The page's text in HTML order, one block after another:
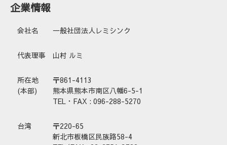
企業情報
会社名 一般社団法人レミシンク
代表理事 山村 ルミ
所在地
(本部)
〒861-4113
熊本県熊本市南区八幡6-5-1
TEL・FAX : 096-288-5270
台湾
〒220-65
新北市板橋区民族路58-4